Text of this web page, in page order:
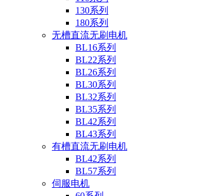
130系列
180系列
无槽直流无刷电机
BL16系列
BL22系列
BL26系列
BL30系列
BL32系列
BL35系列
BL42系列
BL43系列
有槽直流无刷电机
BL42系列
BL57系列
伺服电机